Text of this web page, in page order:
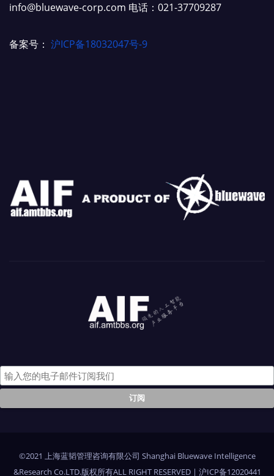
info@bluewave-corp.com 电话：021-37709287
备案号： 沪ICP备18032047号-9
©2021 上海蓝韬管理咨询有限公司 Shanghai Bluewave Intelligence
&Research Co.LTD.版权所有ALL RIGHT RESERVED | 沪ICP备12020441